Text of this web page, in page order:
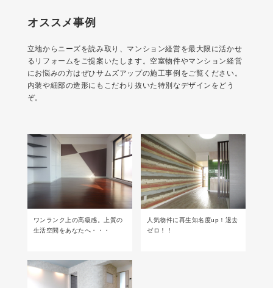
オススメ事例
立地からニーズを読み取り、マンション経営を最大限に活かせ
るリフォームをご提案いたします。空室物件やマンション経営
にお悩みの方はぜひサムズアップの施工事例をご覧ください。
内装や細部の造形にもこだわり抜いた特別なデザインをどう
ぞ。
ワンランク上の高級感。上質の
生活空間をあなたへ・・・
人気物件に再生知名度up！退去
ゼロ！！